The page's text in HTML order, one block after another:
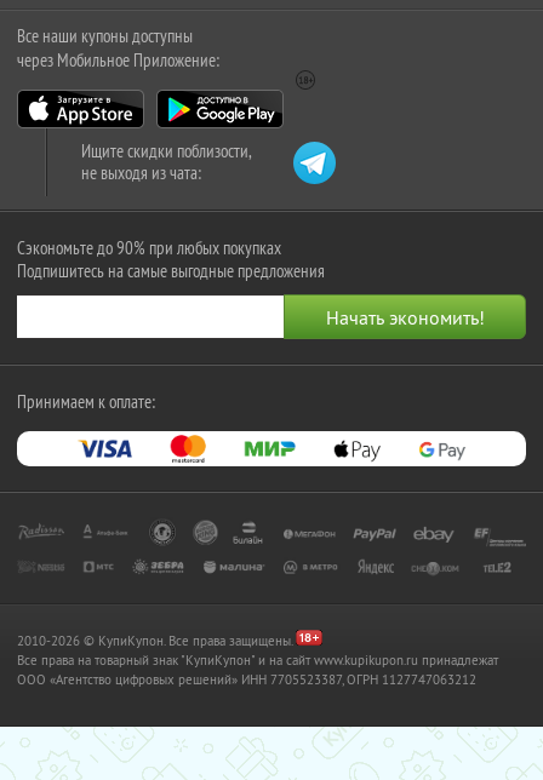
Все наши купоны доступны
через Мобильное Приложение:
Ищите скидки поблизости,
не выходя из чата:
Сэкономьте до 90% при любых покупках
Подпишитесь на самые выгодные предложения
Принимаем к оплате:
2010-2026 © КупиКупон. Все права защищены.
Все права на товарный знак "КупиКупон" и на сайт www.kupikupon.ru принадлежат
OOO «Агентство цифровых решений» ИНН 7705523387, ОГРН 1127747063212